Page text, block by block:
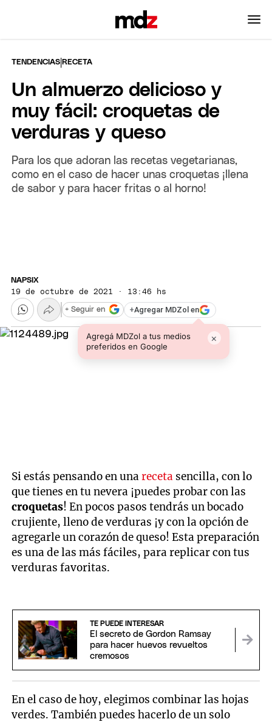
TENDENCIAS |RECETA
Un almuerzo delicioso y
muy fácil: croquetas de
verduras y queso
Para los que adoran las recetas vegetarianas,
como en el caso de hacer unas croquetas ¡llena
de sabor y para hacer fritas o al horno!
NAPSIX
19 de octubre de 2021 · 13:46 hs
+Agregar MDZol en
Agregá MDZol a tus medios
preferidos en Google
×
+ Seguir en
Si estás pensando en unareceta sencilla, con lo
que tienes en tu nevera ¡puedes probar con las
croquetas! En pocos pasos tendrás un bocado
crujiente, lleno de verduras ¡y con la opción de
agregarle un corazón de queso! Esta preparación
es una de las más fáciles, para replicar con tus
verduras favoritas.
TE PUEDE INTERESAR
El secreto de Gordon Ramsay
para hacer huevos revueltos
cremosos
En el caso de hoy, elegimos combinar las hojas
verdes. También puedes hacerlo de un solo